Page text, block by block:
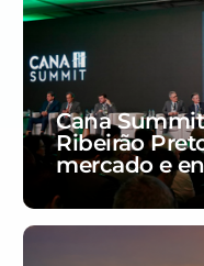
Cana
Ribeirão
mercado e